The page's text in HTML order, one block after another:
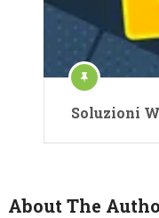
Soluzioni
About The